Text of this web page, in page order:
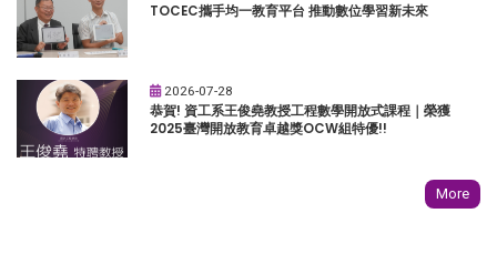
TOCEC攜手均一教育平台 推動數位學習新未來
2026-07-28
恭賀! 資工系王俊堯教授工程數學開放式課程｜榮獲
2025臺灣開放教育卓越獎OCW組特優!!
More